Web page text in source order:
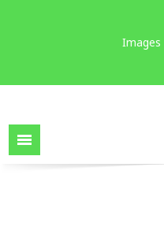
Images